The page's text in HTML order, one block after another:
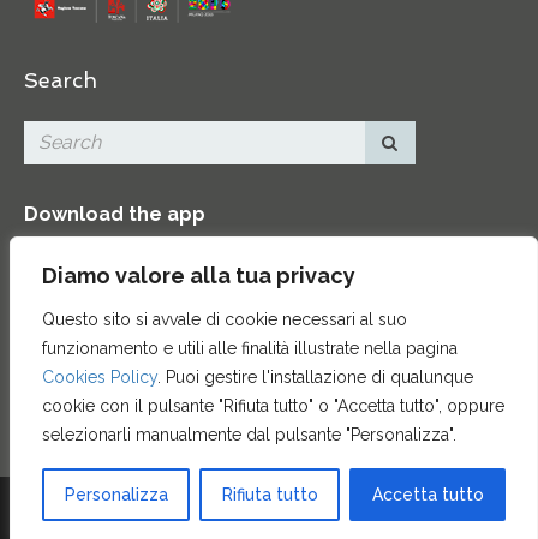
Diamo valore alla tua privacy
Questo sito si avvale di cookie necessari al suo
funzionamento e utili alle finalità illustrate nella pagina
Cookies Policy. Puoi gestire l'installazione di qualunque
cookie con il pulsante "Rifiuta tutto" o "Accetta tutto", oppure
selezionarli manualmente dal pulsante "Personalizza".
Personalizza Rifiuta tutto Accetta tutto
Search
Download the app
Contacts|Press Area|Site map|Credits
© 2015 ENTE CASSA DI RISPARMIO DI FIRENZE - CF 00524310489